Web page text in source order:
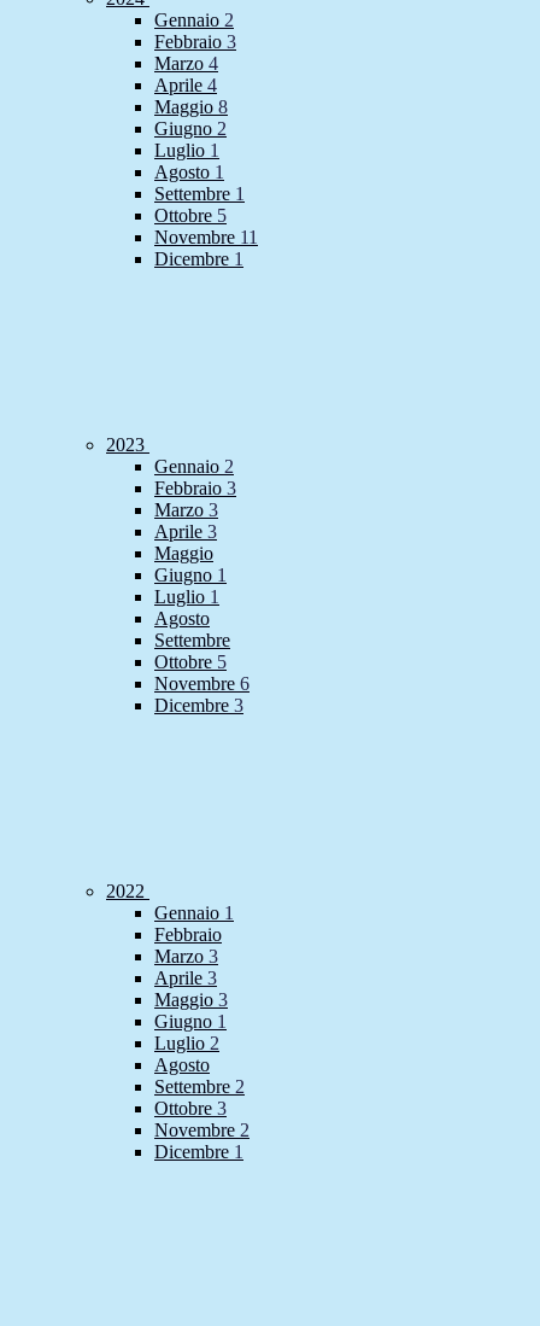
Gennaio 2
Febbraio 3
Marzo 4
Aprile 4
Maggio 8
Giugno 2
Luglio 1
Agosto 1
Settembre 1
Ottobre 5
Novembre 11
Dicembre 1
2023
Gennaio 2
Febbraio 3
Marzo 3
Aprile 3
Maggio
Giugno 1
Luglio 1
Agosto
Settembre
Ottobre 5
Novembre 6
Dicembre 3
2022
Gennaio 1
Febbraio
Marzo 3
Aprile 3
Maggio 3
Giugno 1
Luglio 2
Agosto
Settembre 2
Ottobre 3
Novembre 2
Dicembre 1